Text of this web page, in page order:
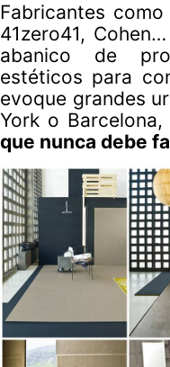
Fabricantes
41zero41,
abanico de
estéticos para
evoque grandes
York o Barcelona,
que nunca debe